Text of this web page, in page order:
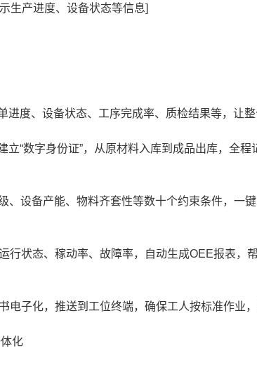
产进度、设备状态等信息]
、设备状态、工序完成率、质检结果等，让整
数字身份证”，从原材料入库到成品出库，全程
设备产能、物料齐套性等数十个约束条件，一
态、稼动率、故障率，自动生成OEE报表，帮
化，推送到工位终端，确保工人按标准作业，
化